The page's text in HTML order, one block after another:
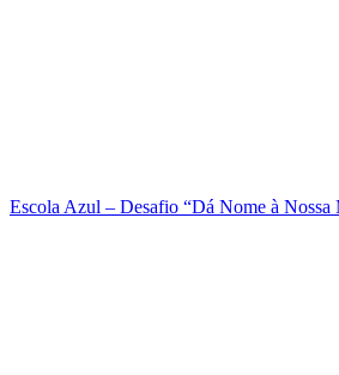
Escola Azul – Desafio “Dá Nome à Nossa